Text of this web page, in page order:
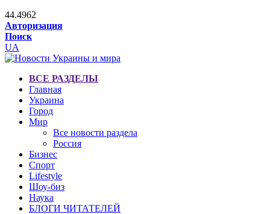
44.4962
Авторизация
Поиск
UA
ВСЕ РАЗДЕЛЫ
Главная
Украина
Город
Мир
Все новости раздела
Россия
Бизнес
Спорт
Lifestyle
Шоу-биз
Наука
БЛОГИ ЧИТАТЕЛЕЙ